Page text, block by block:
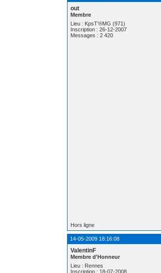
out
Membre
Lieu : KpsT'®MG (971)
Inscription : 26-12-2007
Messages : 2 420
Hors ligne
14-05-2009 18:16:08
ValentinF
Membre d'Honneur
Lieu : Rennes
Inscription : 18-07-2008